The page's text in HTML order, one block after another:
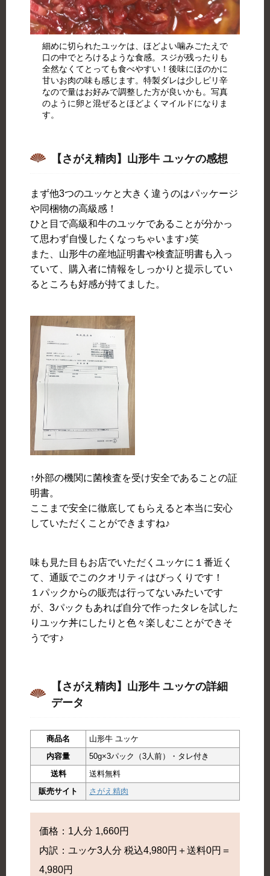
細めに切られたユッケは、ほどよい噛みごたえで
口の中でとろけるような食感。スジが残ったりも
全然なくてとっても食べやすい！後味にほのかに
甘いお肉の味も感じます。特製ダレは少しピリ辛
なので量はお好みで調整した方が良いかも。写真
のように卵と混ぜるとほどよくマイルドになりま
す。
【さがえ精肉】山形牛 ユッケの感想
まず他3つのユッケと大きく違うのはパッケージ
や同梱物の高級感！
ひと目で高級和牛のユッケであることが分かっ
て思わず自慢したくなっちゃいます♪笑
また、山形牛の産地証明書や検査証明書も入っ
ていて、購入者に情報をしっかりと提示してい
るところも好感が持てました。
↑外部の機関に菌検査を受け安全であることの証
明書。
ここまで安全に徹底してもらえると本当に安心
していただくことができますね♪
味も見た目もお店でいただくユッケに１番近く
て、通販でこのクオリティはびっくりです！
１パックからの販売は行ってないみたいです
が、3パックもあれば自分で作ったタレを試した
りユッケ丼にしたりと色々楽しむことができそ
うです♪
【さがえ精肉】山形牛 ユッケの詳細
データ
商品名
山形牛 ユッケ
内容量
50g×3パック（3人前）・タレ付き
送料
送料無料
販売サイト
さがえ精肉
価格：1人分 1,660円
内訳：ユッケ3人分 税込4,980円＋送料0円＝
4,980円